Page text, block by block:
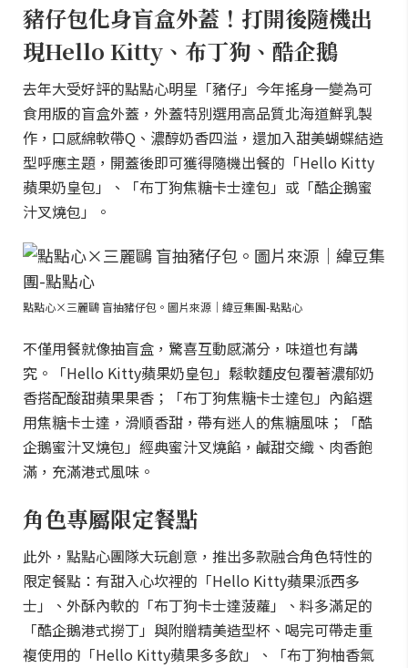
豬仔包化身盲盒外蓋！打開後隨機出
現Hello Kitty、布丁狗、酷企鵝
去年大受好評的點點心明星「豬仔」今年搖身一變為可
食用版的盲盒外蓋，外蓋特別選用高品質北海道鮮乳製
作，口感綿軟帶Q、濃醇奶香四溢，還加入甜美蝴蝶結造
型呼應主題，開蓋後即可獲得隨機出餐的「Hello Kitty
蘋果奶皇包」、「布丁狗焦糖卡士達包」或「酷企鵝蜜
汁叉燒包」。
點點心×三麗鷗 盲抽豬仔包。圖片來源｜緯豆集團-點點心
不僅用餐就像抽盲盒，驚喜互動感滿分，味道也有講
究。「Hello Kitty蘋果奶皇包」鬆軟麵皮包覆著濃郁奶
香搭配酸甜蘋果果香；「布丁狗焦糖卡士達包」內餡選
用焦糖卡士達，滑順香甜，帶有迷人的焦糖風味；「酷
企鵝蜜汁叉燒包」經典蜜汁叉燒餡，鹹甜交織、肉香飽
滿，充滿港式風味。
角色專屬限定餐點
此外，點點心團隊大玩創意，推出多款融合角色特性的
限定餐點：有甜入心坎裡的「Hello Kitty蘋果派西多
士」、外酥內軟的「布丁狗卡士達菠蘿」、料多滿足的
「酷企鵝港式撈丁」與附贈精美造型杯、喝完可帶走重
複使用的「Hello Kitty蘋果多多飲」、「布丁狗柚香氣